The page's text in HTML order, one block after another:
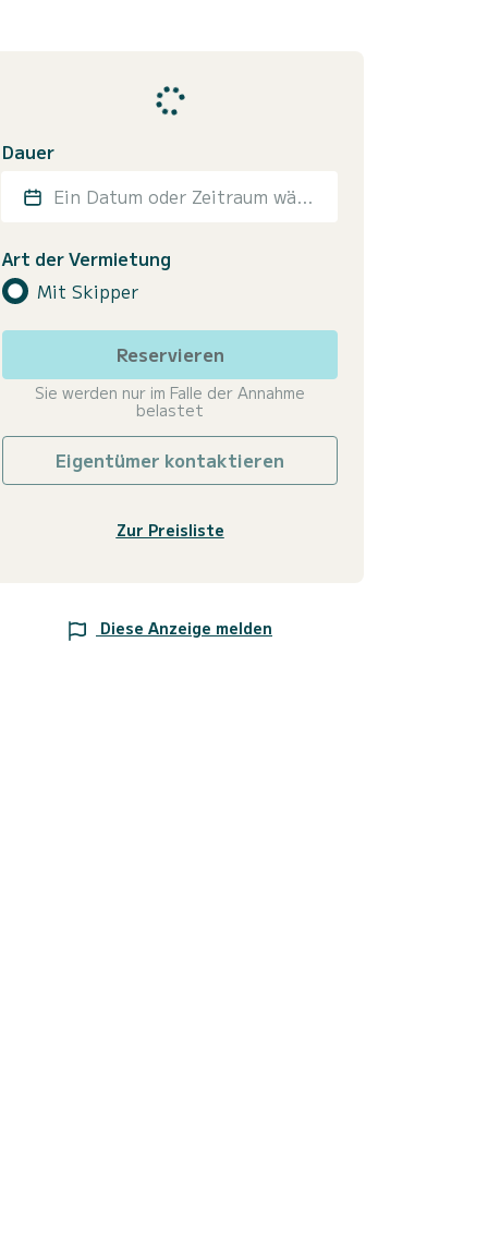
Dauer
Ein Datum oder Zeitraum wählen
Art der Vermietung
Mit Skipper
Reservieren
Sie werden nur im Falle der Annahme
belastet
Eigentümer kontaktieren
Zur Preisliste
Diese Anzeige melden